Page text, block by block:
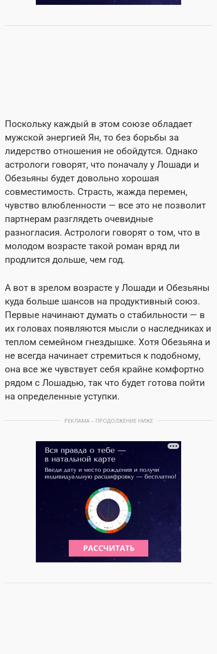
Поскольку каждый в этом союзе обладает
мужской энергией Ян, то без борьбы за
лидерство отношения не обойдутся. Однако
астрологи говорят, что поначалу у Лошади и
Обезьяны будет довольно хорошая
совместимость. Страсть, жажда перемен,
чувство влюбленности — все это не позволит
партнерам разглядеть очевидные
разногласия. Астрологи говорят о том, что в
молодом возрасте такой роман вряд ли
продлится дольше, чем год.
А вот в зрелом возрасте у Лошади и Обезьяны
куда больше шансов на продуктивный союз.
Первые начинают думать о стабильности — в
их головах появляются мысли о наследниках и
теплом семейном гнездышке. Хотя Обезьяна и
не всегда начинает стремиться к подобному,
она все же чувствует себя крайне комфортно
рядом с Лошадью, так что будет готова пойти
на определенные уступки.
РЕКЛАМА – ПРОДОЛЖЕНИЕ НИЖЕ